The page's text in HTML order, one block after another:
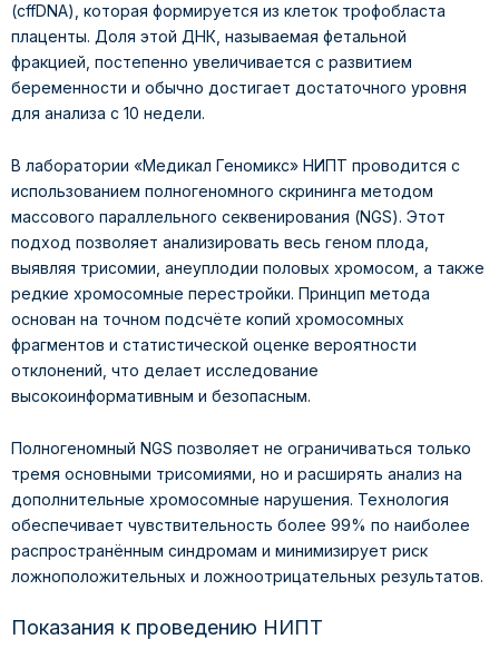
(cffDNA), которая формируется из клеток трофобласта
плаценты. Доля этой ДНК, называемая фетальной
фракцией, постепенно увеличивается с развитием
беременности и обычно достигает достаточного уровня
для анализа с 10 недели.
В лаборатории «Медикал Геномикс» НИПТ проводится с
использованием полногеномного скрининга методом
массового параллельного секвенирования (NGS). Этот
подход позволяет анализировать весь геном плода,
выявляя трисомии, анеуплодии половых хромосом, а также
редкие хромосомные перестройки. Принцип метода
основан на точном подсчёте копий хромосомных
фрагментов и статистической оценке вероятности
отклонений, что делает исследование
высокоинформативным и безопасным.
Полногеномный NGS позволяет не ограничиваться только
тремя основными трисомиями, но и расширять анализ на
дополнительные хромосомные нарушения. Технология
обеспечивает чувствительность более 99% по наиболее
распространённым синдромам и минимизирует риск
ложноположительных и ложноотрицательных результатов.
Показания к проведению НИПТ